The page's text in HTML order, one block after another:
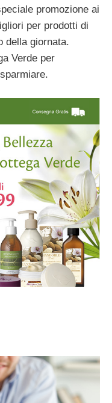
promozione ai
per prodotti di
della giornata.
Verde per